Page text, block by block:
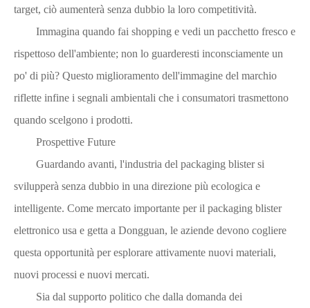
target, ciò aumenterà senza dubbio la loro competitività.
Immagina quando fai shopping e vedi un pacchetto fresco e
rispettoso dell'ambiente; non lo guarderesti inconsciamente un
po' di più? Questo miglioramento dell'immagine del marchio
riflette infine i segnali ambientali che i consumatori trasmettono
quando scelgono i prodotti.
Prospettive Future
Guardando avanti, l'industria del packaging blister si
svilupperà senza dubbio in una direzione più ecologica e
intelligente. Come mercato importante per il packaging blister
elettronico usa e getta a Dongguan, le aziende devono cogliere
questa opportunità per esplorare attivamente nuovi materiali,
nuovi processi e nuovi mercati.
Sia dal supporto politico che dalla domanda dei